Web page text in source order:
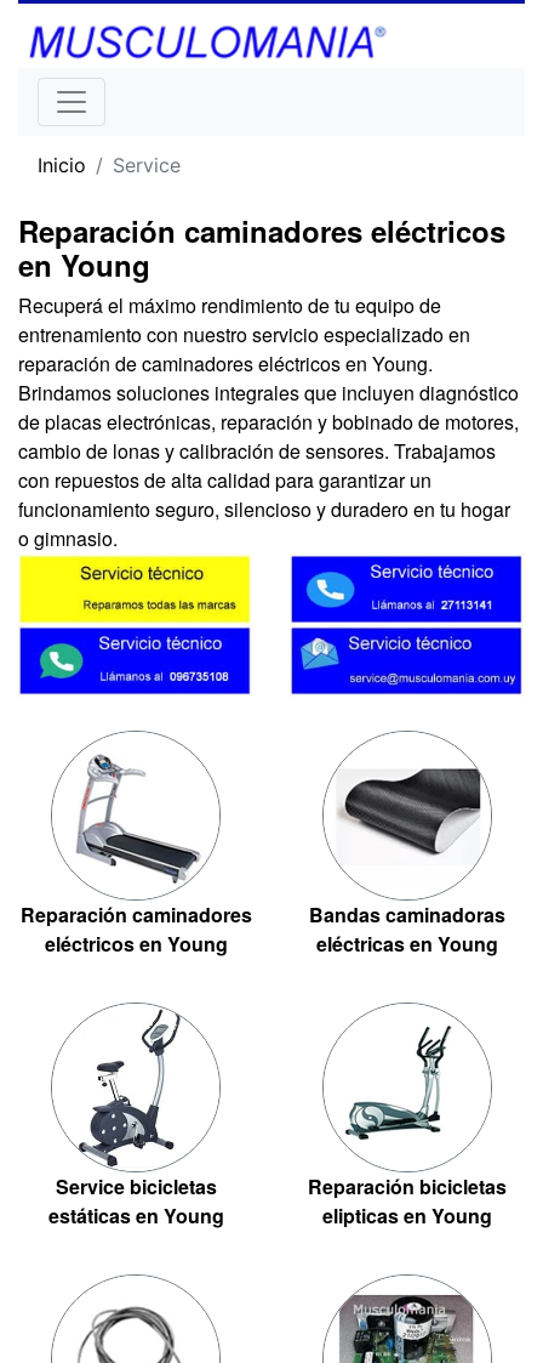
Inicio Service
Reparación caminadores eléctricos
en Young
Recuperá el máximo rendimiento de tu equipo de
entrenamiento con nuestro servicio especializado en
reparación de caminadores eléctricos en Young.
Brindamos soluciones integrales que incluyen diagnóstico
de placas electrónicas, reparación y bobinado de motores,
cambio de lonas y calibración de sensores. Trabajamos
con repuestos de alta calidad para garantizar un
funcionamiento seguro, silencioso y duradero en tu hogar
o gimnasio.
Reparación caminadores
eléctricos en Young
Bandas caminadoras
eléctricas en Young
Service bicicletas
estáticas en Young
Reparación bicicletas
elipticas en Young